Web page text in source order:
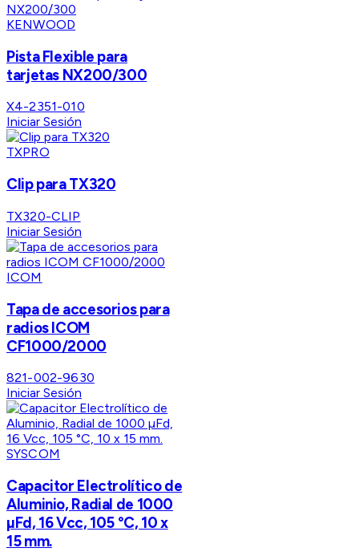
KENWOOD
Pista Flexible para
tarjetas NX200/300
X4-2351-010
Iniciar Sesión
TXPRO
Clip para TX320
TX320-CLIP
Iniciar Sesión
ICOM
Tapa de accesorios para
radios ICOM
CF1000/2000
821-002-9630
Iniciar Sesión
SYSCOM
Capacitor Electrolítico de
Aluminio, Radial de 1000
µFd, 16 Vcc, 105 °C, 10 x
15 mm.